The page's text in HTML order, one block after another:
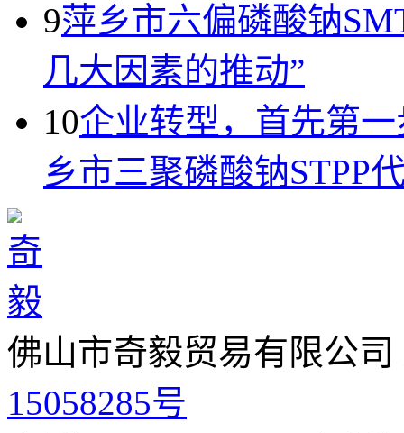
9萍乡市六偏磷酸钠
几大因素的推动”
10企业转型，首先第
乡市三聚磷酸钠STPP
佛山市奇毅贸易有限公司
15058285号